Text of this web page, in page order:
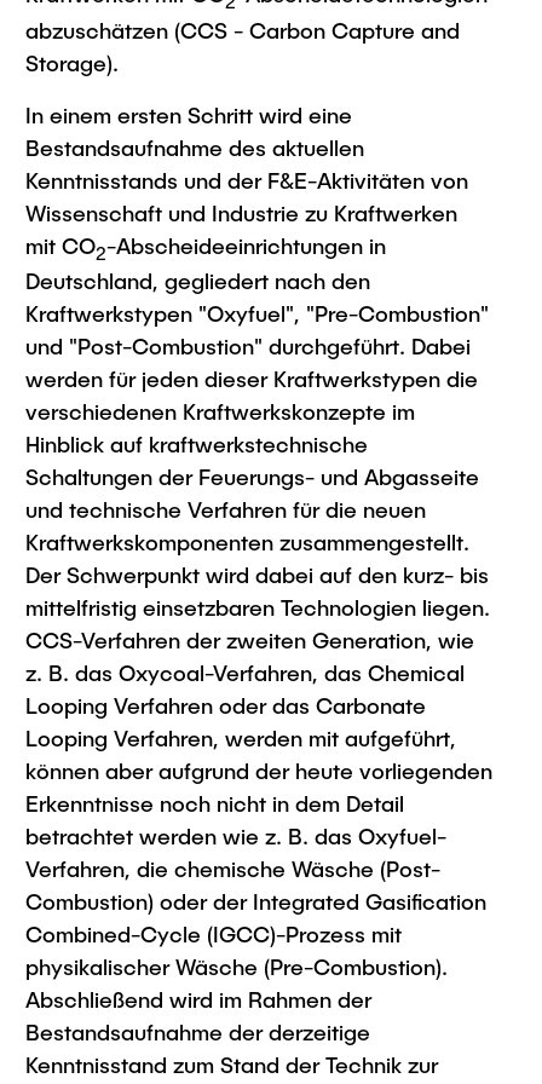
Lehre und Lernen
Best Practices Lehre
Lehre im europäischen Verbund (ECIU)
WorkINGLab / Makerspace
Interdisziplinärer Workshop des FSP
„Biobasierte Prozesse und
Reaktortechnologien“
Forschung und Institute
Studienbereich FIT
Institute im Überblick
abzuschätzen (CCS - Carbon Capture and
Storage).
In einem ersten Schritt wird eine
Bestandsaufnahme des aktuellen
Kenntnisstands und der F&E-Aktivitäten von
Wissenschaft und Industrie zu Kraftwerken
mit CO2-Abscheideeinrichtungen in
Deutschland, gegliedert nach den
Kraftwerkstypen "Oxyfuel", "Pre-Combustion"
und "Post-Combustion" durchgeführt. Dabei
werden für jeden dieser Kraftwerkstypen die
verschiedenen Kraftwerkskonzepte im
Hinblick auf kraftwerkstechnische
Schaltungen der Feuerungs- und Abgasseite
und technische Verfahren für die neuen
Kraftwerkskomponenten zusammengestellt.
Der Schwerpunkt wird dabei auf den kurz- bis
mittelfristig einsetzbaren Technologien liegen.
CCS-Verfahren der zweiten Generation, wie
z. B. das Oxycoal-Verfahren, das Chemical
Looping Verfahren oder das Carbonate
Looping Verfahren, werden mit aufgeführt,
können aber aufgrund der heute vorliegenden
Erkenntnisse noch nicht in dem Detail
betrachtet werden wie z. B. das Oxyfuel-
Verfahren, die chemische Wäsche (Post-
Combustion) oder der Integrated Gasification
Combined-Cycle (IGCC)-Prozess mit
physikalischer Wäsche (Pre-Combustion).
Abschließend wird im Rahmen der
Bestandsaufnahme der derzeitige
Kenntnisstand zum Stand der Technik zur